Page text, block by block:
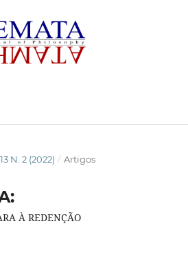
N. 2 (2022) / Artigos
À REDENÇÃO